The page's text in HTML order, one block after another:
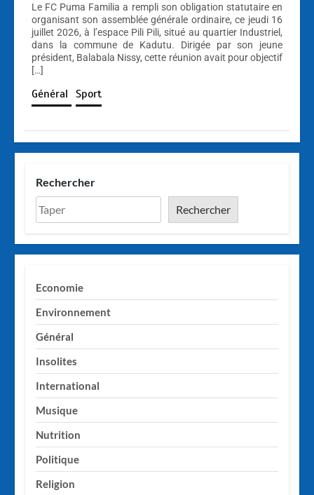
Le FC Puma Familia a rempli son obligation statutaire en
organisant son assemblée générale ordinaire, ce jeudi 16
juillet 2026, à l’espace Pili Pili, situé au quartier Industriel,
dans la commune de Kadutu. Dirigée par son jeune
président, Balabala Nissy, cette réunion avait pour objectif
[…]
Général Sport
Rechercher
Rechercher
Economie
Environnement
Général
Insolites
International
Musique
Nutrition
Politique
Religion